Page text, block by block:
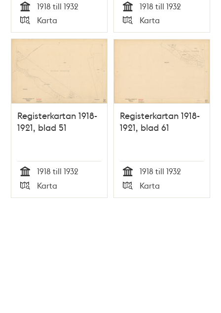
Tid
1918 till 1932
Typ
Karta Tid
1918 till 1932
Typ
Karta
Registerkartan 1918-
1921, blad 51
Tid
1918 till 1932
Typ
Karta
Registerkartan 1918-
1921, blad 61
Tid
1918 till 1932
Typ
Karta